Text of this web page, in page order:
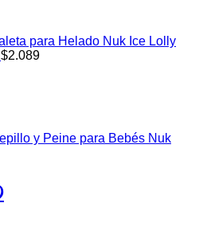
para Helado Nuk Ice Lolly
$2.089
y Peine para Bebés Nuk